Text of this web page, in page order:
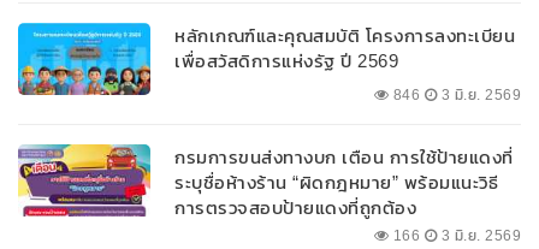
หลักเกณฑ์และคุณสมบัติ โครงการลงทะเบียน
เพื่อสวัสดิการแห่งรัฐ ปี 2569
846 3 มิ.ย. 2569
กรมการขนส่งทางบก เตือน การใช้ป้ายแดงที่
ระบุชื่อห้างร้าน “ผิดกฎหมาย” พร้อมแนะวิธี
การตรวจสอบป้ายแดงที่ถูกต้อง
166 3 มิ.ย. 2569